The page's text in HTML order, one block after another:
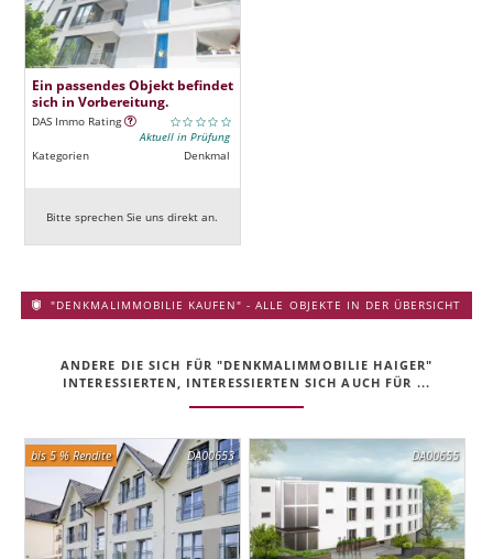
Ein passendes Objekt befindet
sich in Vorbereitung.
DAS Immo Rating
Aktuell in Prüfung
Kategorien
Denkmal
Bitte sprechen Sie uns direkt an.
"DENKMALIMMOBILIE KAUFEN" - ALLE OBJEKTE IN DER ÜBERSICHT
ANDERE DIE SICH FÜR "DENKMALIMMOBILIE HAIGER"
INTERESSIERTEN, INTERESSIERTEN SICH AUCH FÜR ...
DA00653
bis 5 % Rendite DA00655